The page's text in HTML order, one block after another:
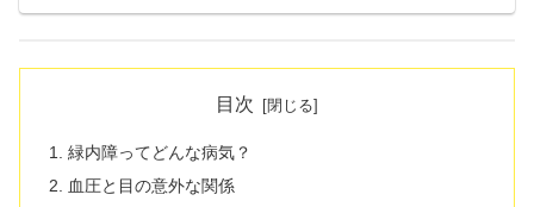
目次
緑内障ってどんな病気？
血圧と目の意外な関係